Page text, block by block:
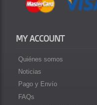
MY ACCOUNT
Quiénes somos
Noticias
Pago y Envío
FAQs